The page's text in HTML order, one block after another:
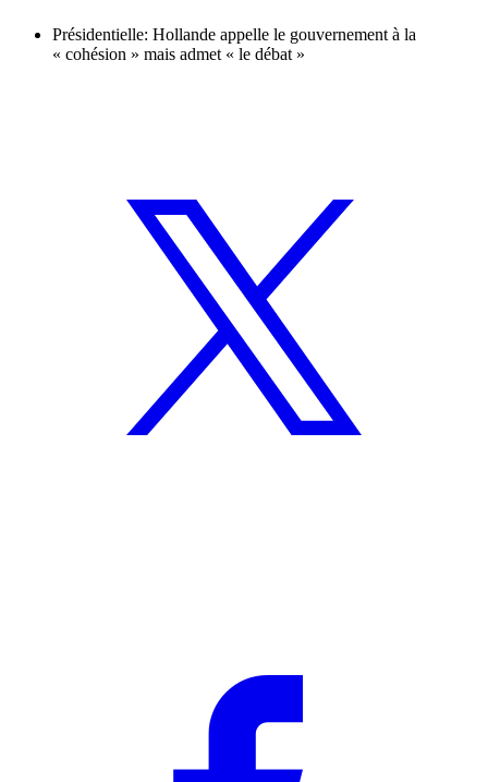
Présidentielle: Hollande appelle le gouvernement à la
« cohésion » mais admet « le débat »